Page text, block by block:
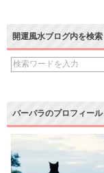
開運風水ブログ内を検索
バーバラのプロフィール